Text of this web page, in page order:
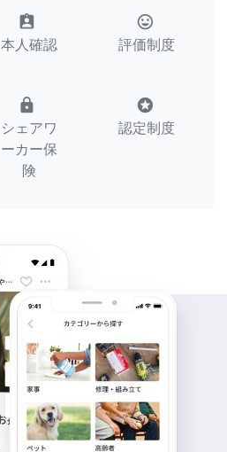
assignment_ind
本人確認
tag_faces
評価制度
lock
シェアワ
ーカー保
険
stars
認定制度